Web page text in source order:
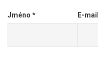
Jméno * E-